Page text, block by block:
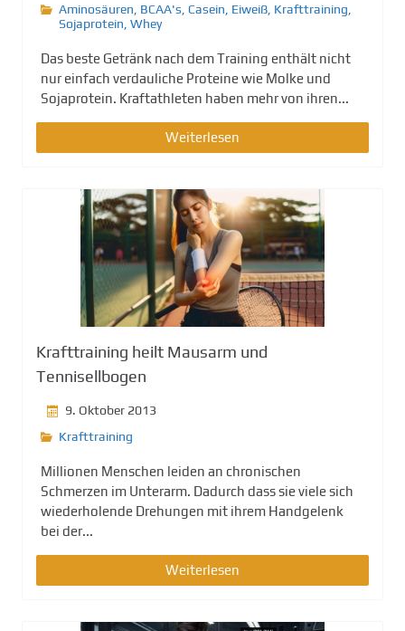
Aminosäuren, BCAA's, Casein, Eiweiß, Krafttraining,
Sojaprotein, Whey
Das beste Getränk nach dem Training enthält nicht
nur einfach verdauliche Proteine wie Molke und
Sojaprotein. Kraftathleten haben mehr von ihren...
Weiterlesen
Krafttraining heilt Mausarm und
Tennisellbogen
9. Oktober 2013
Krafttraining
Millionen Menschen leiden an chronischen
Schmerzen im Unterarm. Dadurch dass sie viele sich
wiederholende Drehungen mit ihrem Handgelenk
bei der...
Weiterlesen